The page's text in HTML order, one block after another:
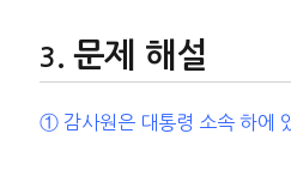
문제 해설
① 감사원은 대통령 소속 하에